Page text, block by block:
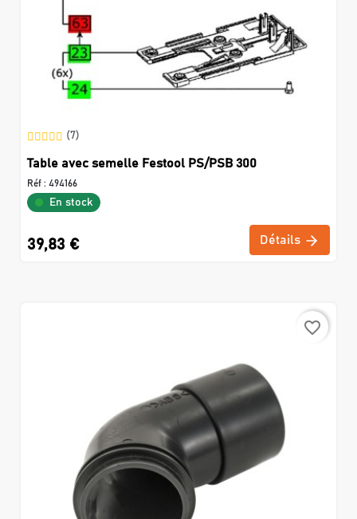
(7)
Table avec semelle Festool PS/PSB 300
Réf : 494166
En stock
39,83 € Détails
favorite_border